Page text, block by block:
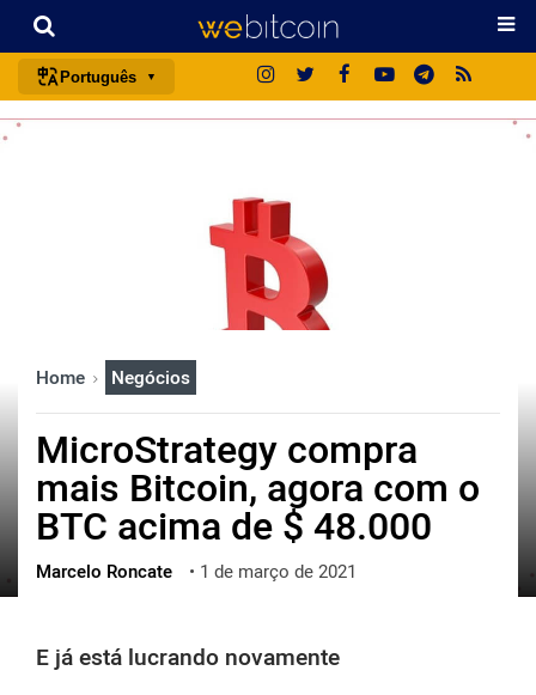
Português
português (BR)
中文
한국어
العربية
ไทย
ქართული
vietnamese
Home Negócios
MicroStrategy compra
mais Bitcoin, agora com o
BTC acima de $ 48.000
Marcelo Roncate • 1 de março de 2021
E já está lucrando novamente